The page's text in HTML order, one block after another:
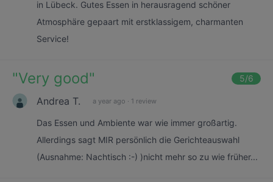
in Lübeck. Gutes Essen in herausragend schöner
Atmosphäre gepaart mit erstklassigem, charmanten
Service!
"Very good" 5/6
Andrea T. a year ago · 1 review
Das Essen und Ambiente war wie immer großartig.
Allerdings sagt MIR persönlich die Gerichteauswahl
(Ausnahme: Nachtisch :-) )nicht mehr so zu wie früher...